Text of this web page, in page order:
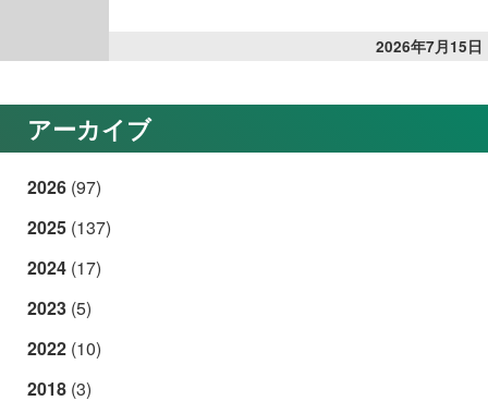
2026年7月15日
アーカイブ
2026 (97)
2025 (137)
2024 (17)
2023 (5)
2022 (10)
2018 (3)